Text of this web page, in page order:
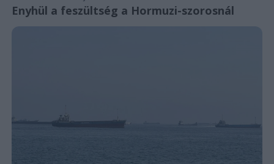
Enyhül a feszültség a Hormuzi-szorosnál